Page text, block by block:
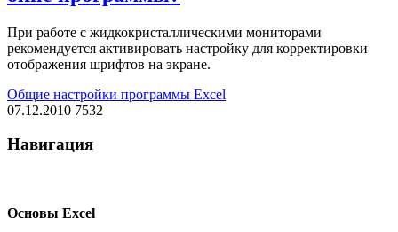
При работе с жидкокристаллическими мониторами
рекомендуется активировать настройку для корректировки
отображения шрифтов на экране.
Общие настройки программы Excel
07.12.2010 7532
Навигация
Основы Excel